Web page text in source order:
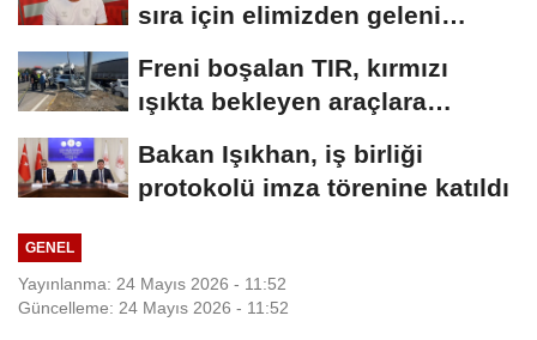
sıra için elimizden geleni
Freni boşalan TIR, kırmızı
ışıkta bekleyen araçlara
Bakan Işıkhan, iş birliği
protokolü imza törenine katıldı
GENEL
Yayınlanma: 24 Mayıs 2026 - 11:52
Güncelleme: 24 Mayıs 2026 - 11:52